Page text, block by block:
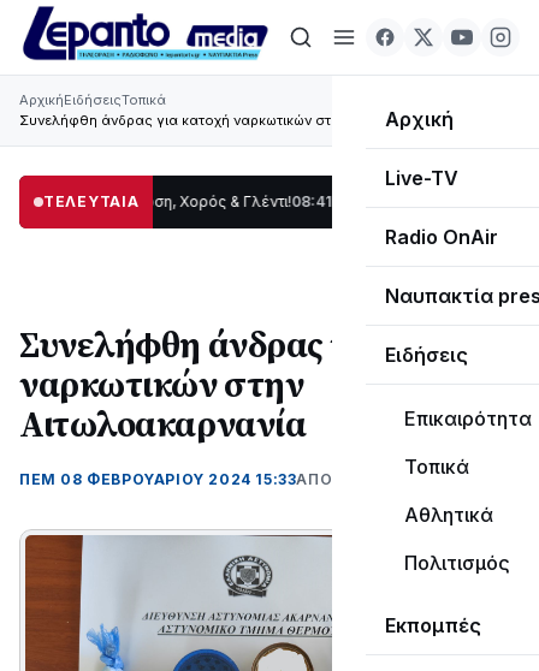
Αρχική
Live-TV
Radio OnAir
Ναυπακτία
Ειδήσεις
Επικαιρότητα
Τοπικά
Αθλητικά
Πολιτισμός
Εκπομπές
ΑρχικήΕιδήσειςΤοπικά
Συνελήφθη άνδρας για κατοχή ναρκωτικών στην Αιτωλοακαρνανία
ΤΕΛΕΥΤΑΙΑ
Παράδοση, Χορός & Γλέντι!08:41 ΤΟ ΠΑΡΤΥ ΣΥΝΕΧΙΖΕΤΑΙ…
Συνελήφθη άνδρας για κατοχή
ναρκωτικών στην
Αιτωλοακαρνανία
ΠΕΜ 08 ΦΕΒΡΟΥΑΡΊΟΥ 2024 15:33ΑΠΌ ΜΑΝΤΩ ΚΑΠΕΝΤΖΩΝΗ